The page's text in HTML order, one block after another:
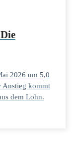
2026 um 5,0
Anstieg kommt
dem Lohn.